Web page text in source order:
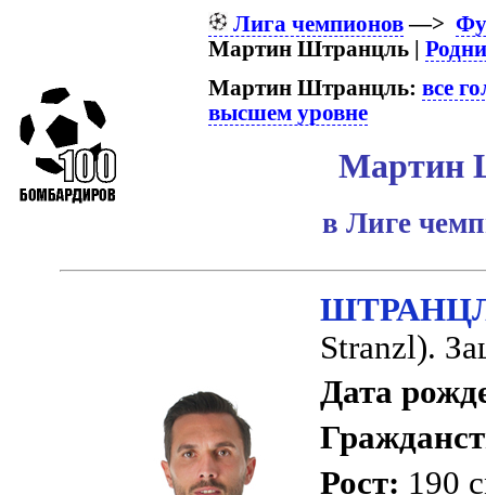
Лига чемпионов—>
Мартин Штранцль |
Мартин Штранцль: все
высшем уровне
Мартин
в Лиге
Stranzl).
Дата
Рост: 190